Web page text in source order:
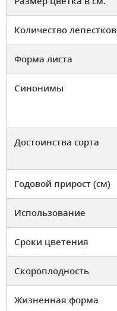
Количество лепестков
Форма листа
Синонимы
Достоинства сорта
Годовой прирост (см)
Использование
Сроки цветения
Скороплодность
Жизненная форма